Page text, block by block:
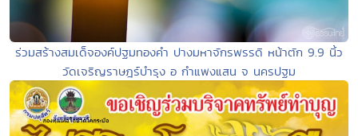
ร่วมสร้างสมเด็จองค์ปฐมทองคำ ปางมหาจักรพรรดิ หน้าตัก 9.9 นิ้ว
วัดเจริญราษฎร์บำรุง อ กำแพงแสน จ นครปฐม